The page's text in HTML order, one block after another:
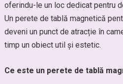
oferindu-le un loc dedicat pentru
Un perete de tablă magnetică
deveni un punct de atracție în
timp un obiect util și estetic.
Ce este un perete de tablă